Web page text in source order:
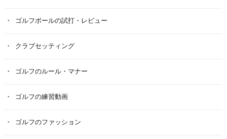
ゴルフボールの試打・レビュー
クラブセッティング
ゴルフのルール・マナー
ゴルフの練習動画
ゴルフのファッション